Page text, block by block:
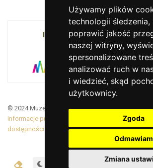
Używamy plików
technologii śledzenia,
poprawić jakość
naszej witryny,
spersonalizowane
analizować ruch w
i wiedzieć, skąd
użytkownicy.
Zgoda
Odmawiam
Zmiana
INSTYTUCJA KULTURY MIASTA
WOJEWÓDZTWA
© 2024 Muzeum Armii Krajowej. Translated by
Informacje prawne
Zamówienia publiczne|
dostępności